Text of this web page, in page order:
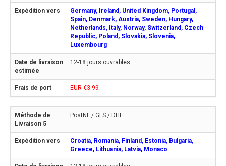
Germany, Ireland, United Kingdom, Portugal,
Spain, Denmark, Austria, Sweden, Hungary,
Netherlands, Italy, Norway, Switzerland, Czech
Republic, Poland, Slovakia, Slovenia,
Luxembourg
12-18 jours ouvrables
EUR €3.99
PostNL / GLS / DHL
Croatia, Romania, Finland, Estonia, Bulgaria,
Greece, Lithuania, Latvia, Monaco